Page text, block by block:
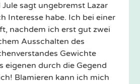
sagt ungebremst Lazar
Interesse habe. Ich bei einer
nachdem ich erst gut zwei
Ausschalten des
Gewichte
eigenen durch die Gegend
Blamieren kann ich mich